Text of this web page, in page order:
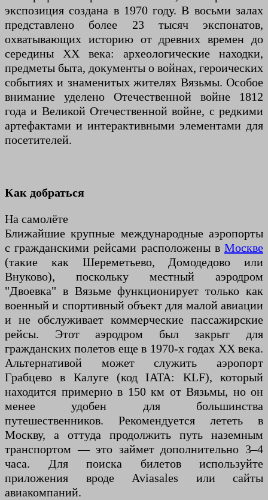
экспозиция создана в 1970 году. В восьми залах
представлено более 23 тысяч экспонатов,
охватывающих историю от древних времен до
середины XX века: археологические находки,
предметы быта, документы о войнах, героических
событиях и знаменитых жителях Вязьмы. Особое
внимание уделено Отечественной войне 1812
года и Великой Отечественной войне, с редкими
артефактами и интерактивными элементами для
посетителей.
Как добраться
На самолёте
Ближайшие крупные международные аэропорты
с гражданскими рейсами расположены в Москве
(такие как Шереметьево, Домодедово или
Внуково), поскольку местный аэродром
"Двоевка" в Вязьме функционирует только как
военный и спортивный объект для малой авиации
и не обслуживает коммерческие пассажирские
рейсы. Этот аэродром был закрыт для
гражданских полетов еще в 1970-х годах XX века.
Альтернативой может служить аэропорт
Грабцево в Калуге (код IATA: KLF), который
находится примерно в 150 км от Вязьмы, но он
менее удобен для большинства
путешественников. Рекомендуется лететь в
Москву, а оттуда продолжить путь наземным
транспортом — это займет дополнительно 3–4
часа. Для поиска билетов используйте
приложения вроде Aviasales или сайты
авиакомпаний.